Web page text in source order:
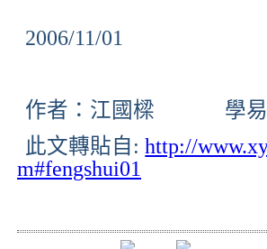
2006/11/01
作者：江國樑 學易齋
此文轉貼自: http://
m#fengshui01